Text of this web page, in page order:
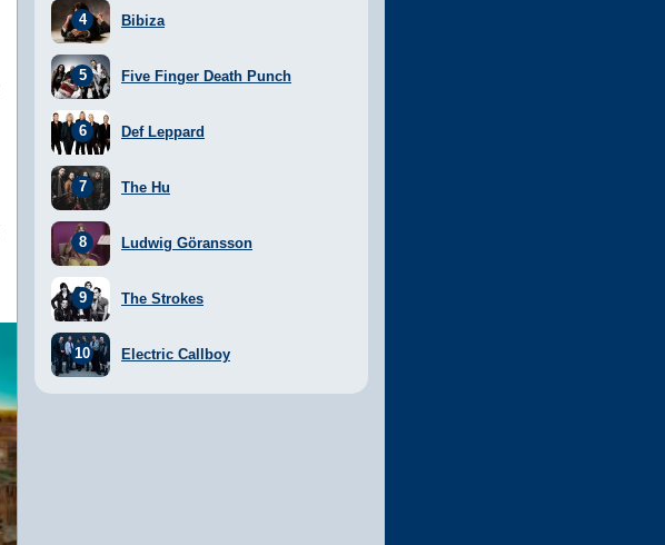
Bibiza
Five Finger Death Punch
Def Leppard
The Hu
Ludwig Göransson
The Strokes
Electric Callboy